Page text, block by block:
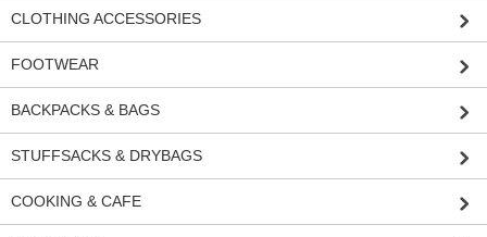
CLOTHING ACCESSORIES
FOOTWEAR
BACKPACKS & BAGS
STUFFSACKS & DRYBAGS
COOKING & CAFE